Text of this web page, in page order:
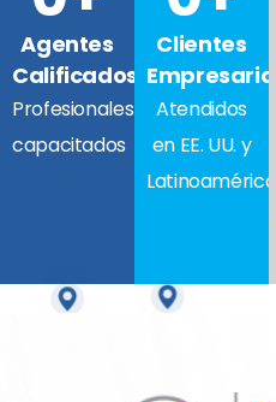
Agentes
Calificados
Profesionales
capacitados
Clientes
Atendidos
en EE. UU. y
Latinoamérica